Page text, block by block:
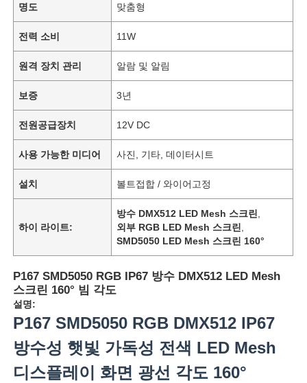
명도 맞춤형
전력 소비 11W
원격 장치 관리 알람 및 알림
보증 3년
전원공급장치 12V DC
사용 가능한 미디어 사진, 기타, 데이터시트
설치 볼트접합 / 와이어고정
하이 라이트:
방수 DMX512 LED Mesh 스크린
외부 RGB LED Mesh 스크린
SMD5050 LED Mesh 스크린 160°
P167 SMD5050 RGB IP67 방수 DMX512 LED Mesh
스크린 160° 빔 각도
설명:
P167 SMD5050 RGB DMX512 IP67
방수성 햇빛 가독성 전색 LED Mesh
디스플레이 화면 광선 각도 160°